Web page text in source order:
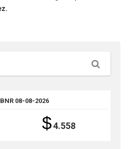
Căutare
08-08-2026
$4.558